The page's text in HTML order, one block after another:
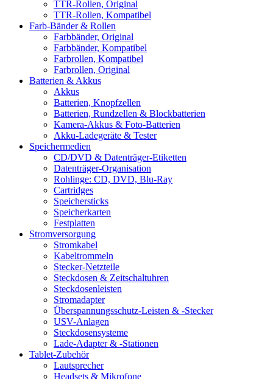
TTR-Rollen, Original
TTR-Rollen, Kompatibel
Farb-Bänder & Rollen
Farbbänder, Original
Farbbänder, Kompatibel
Farbrollen, Kompatibel
Farbrollen, Original
Batterien & Akkus
Akkus
Batterien, Knopfzellen
Batterien, Rundzellen & Blockbatterien
Kamera-Akkus & Foto-Batterien
Akku-Ladegeräte & Tester
Speichermedien
CD/DVD & Datenträger-Etiketten
Datenträger-Organisation
Rohlinge: CD, DVD, Blu-Ray
Cartridges
Speichersticks
Speicherkarten
Festplatten
Stromversorgung
Stromkabel
Kabeltrommeln
Stecker-Netzteile
Steckdosen & Zeitschaltuhren
Steckdosenleisten
Stromadapter
Überspannungsschutz-Leisten & -Stecker
USV-Anlagen
Steckdosensysteme
Lade-Adapter & -Stationen
Tablet-Zubehör
Lautsprecher
Headsets & Mikrofone